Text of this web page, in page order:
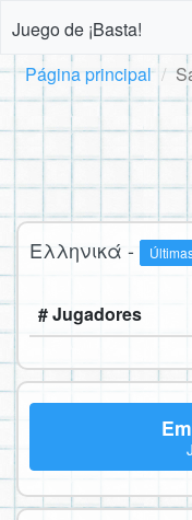
Juego de ¡Basta!
Página principal
Ελληνικά -
# Jugadores